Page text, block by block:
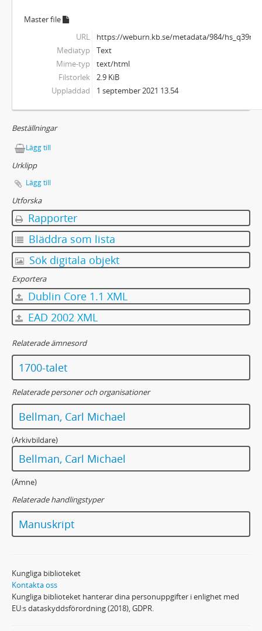
Master file
URL
https://weburn.kb.se/metadata/984/
Mediatyp
Text
Mime-typ
text/html
Filstorlek
2.9 KiB
Uppladdad
1 september 2021 13.54
Beställningar
Lägg till
Urklipp
Lägg till
Utforska
Rapporter
Bläddra som lista
Sök digitala objekt
Exportera
Dublin Core 1.1 XML
EAD 2002 XML
Relaterade ämnesord
1700-talet
Relaterade personer och organisationer
Bellman, Carl Michael
(Arkivbildare)
Bellman, Carl Michael
(Ämne)
Relaterade handlingstyper
Manuskript
Kungliga biblioteket
Kontakta oss
Kungliga biblioteket hanterar dina personuppgifter i enlighet med
EU:s dataskyddsförordning (2018), GDPR.